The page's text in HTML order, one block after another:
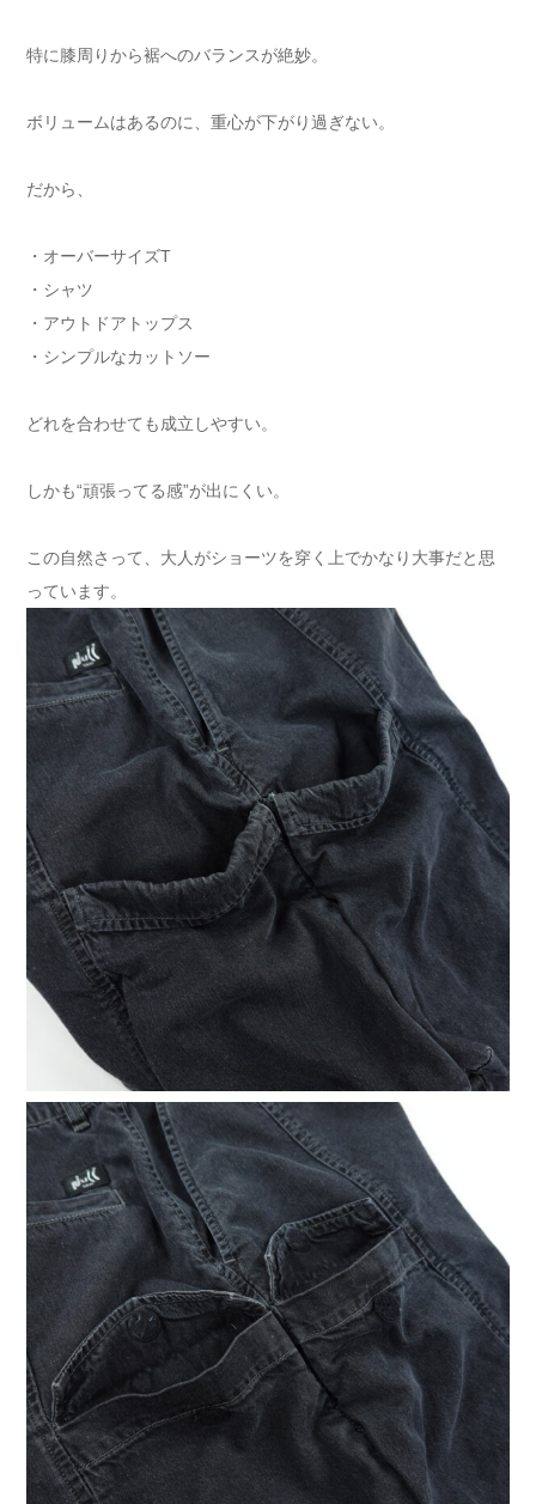
特に膝周りから裾へのバランスが絶妙。
ボリュームはあるのに、重心が下がり過ぎない。
だから、
・オーバーサイズT
・シャツ
・アウトドアトップス
・シンプルなカットソー
どれを合わせても成立しやすい。
しかも“頑張ってる感”が出にくい。
この自然さって、大人がショーツを穿く上でかなり大事だと思
っています。